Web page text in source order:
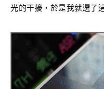
光的干擾，於是我就選了